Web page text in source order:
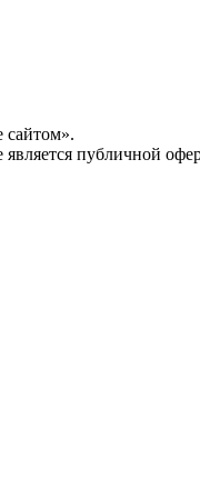
сайтом».
публичной